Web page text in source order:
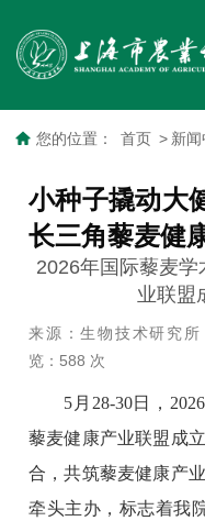
您的位置： 首页 > 新
小种子撬动大
长三角藜麦健
2026年国际藜麦
业联盟
来源：生物技术研究所
览： 588 次
5月28-30日，
藜麦健康产业联盟成
合，共筑藜麦健康产
牵头主办，标志着我